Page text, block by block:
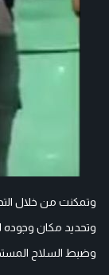
وتمكنت من خلال
وتحديد مكان وجوده
وضبط السلاح